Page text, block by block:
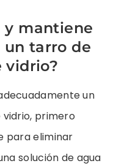
y mantiene
tarro de
vidrio?
un
primero
para eliminar
solución de agua